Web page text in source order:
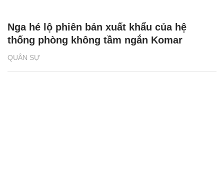
QUÂN SỰ
Nga hé lộ phiên bản xuất khẩu của hệ
thống phòng không tầm ngắn Komar